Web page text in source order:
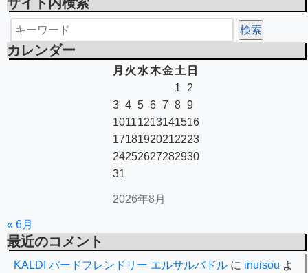
カレンダー
2026年8月
月 火 水木金 土 日
1
2
3 4 5 6 7 8 9
10111213141516
17181920212223
24252627282930
31
« 6月
最近のコメント
KALDI バードフレンドリー エルサルバドル に inuisou よ